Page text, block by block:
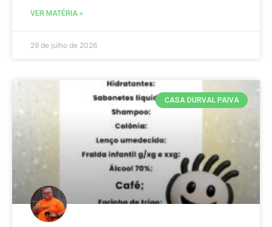
VER MATÉRIA »
29 de julho de 2026
CASA DURVAL PAIVA